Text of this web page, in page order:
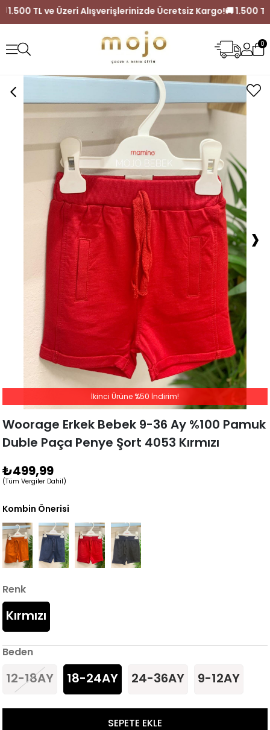
🚚 1.500 TL ve Üzeri Alışverişlerinizde Ücretsiz
0
›
Woorage Erkek Bebek 9-36 Ay %100 Pamuk
Duble Paça Penye Şort 4053 Kırmızı
₺499,99
(Tüm Vergiler Dahil)
İkinci Ürüne %50 İndirim!
Kombin Önerisi
Renk
Kırmızı
Beden
12-18AY 18-24AY 24-36AY 9-12AY